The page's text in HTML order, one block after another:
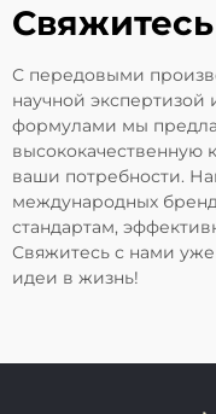
С передовыми
научной
формулами мы
высококачественную
ваши потребности.
международных
стандартам,
Свяжитесь с нами уже
идеи в жизнь!